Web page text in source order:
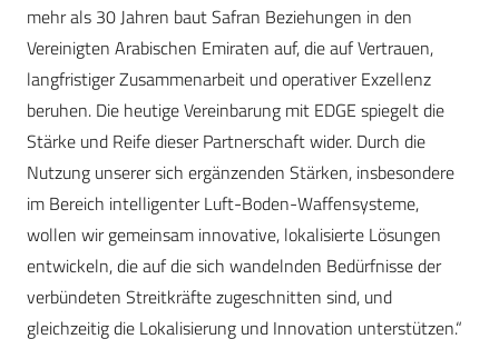
mehr als 30 Jahren baut Safran Beziehungen in den
Vereinigten Arabischen Emiraten auf, die auf Vertrauen,
langfristiger Zusammenarbeit und operativer Exzellenz
beruhen. Die heutige Vereinbarung mit EDGE spiegelt die
Stärke und Reife dieser Partnerschaft wider. Durch die
Nutzung unserer sich ergänzenden Stärken, insbesondere
im Bereich intelligenter Luft-Boden-Waffensysteme,
wollen wir gemeinsam innovative, lokalisierte Lösungen
entwickeln, die auf die sich wandelnden Bedürfnisse der
verbündeten Streitkräfte zugeschnitten sind, und
gleichzeitig die Lokalisierung und Innovation unterstützen.“